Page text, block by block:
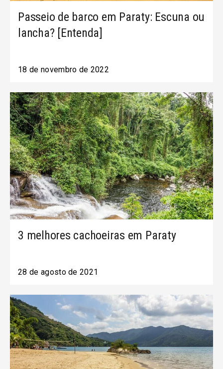
Passeio de barco em Paraty: Escuna ou
lancha? [Entenda]
18 de novembro de 2022
3 melhores cachoeiras em Paraty
28 de agosto de 2021